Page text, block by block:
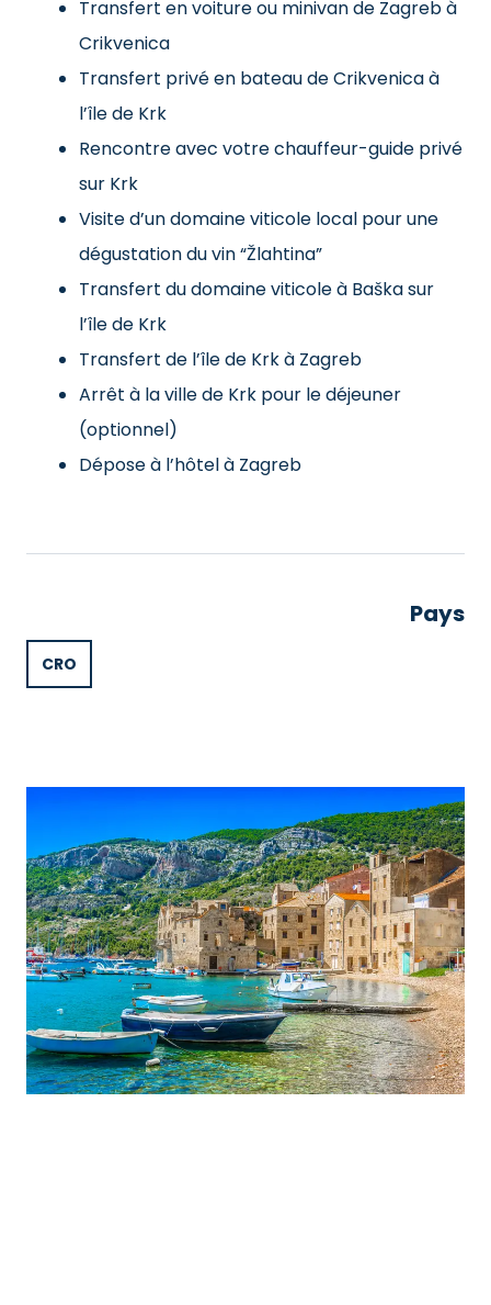
Transfert en voiture ou minivan de Zagreb à
Crikvenica
Transfert privé en bateau de Crikvenica à
l’île de Krk
Rencontre avec votre chauffeur-guide privé
sur Krk
Visite d’un domaine viticole local pour une
dégustation du vin “Žlahtina”
Transfert du domaine viticole à Baška sur
l’île de Krk
Transfert de l’île de Krk à Zagreb
Arrêt à la ville de Krk pour le déjeuner
(optionnel)
Dépose à l’hôtel à Zagreb
Pays
CRO